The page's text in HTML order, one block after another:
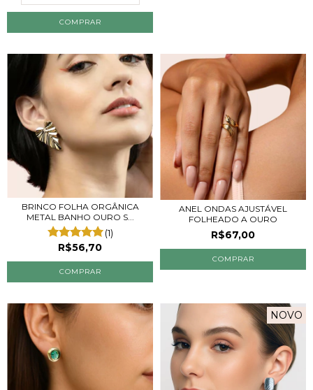
BRINCO FOLHA ORGÂNICA
METAL BANHO OURO S...
(1)
R$56,70
ANEL ONDAS AJUSTÁVEL
FOLHEADO A OURO
R$67,00
COMPRAR
NOVO